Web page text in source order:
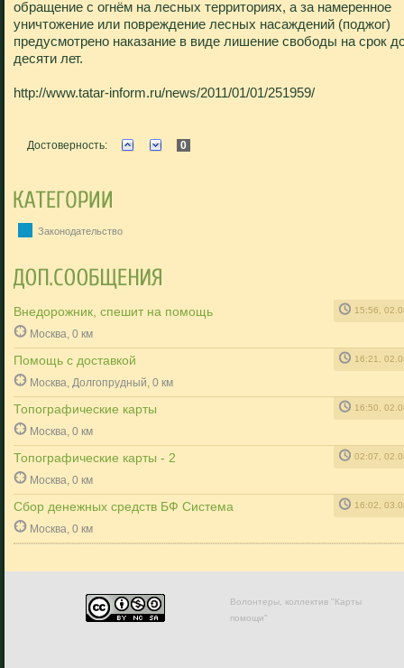
обращение с огнём на лесных территориях, а за намеренное
уничтожение или повреждение лесных насаждений (поджог)
предусмотрено наказание в виде лишение свободы на срок
десяти лет.
http://www.tatar-inform.ru/news/2011/01/01/251959/
Достоверность: 0
Законодательство
Внедорожник, спешит на помощь 15:56,
Москва, 0 км
Помощь с доставкой 16:21,
Москва, Долгопрудный, 0 км
Топографические карты 16:50,
Москва, 0 км
Топографические карты - 2 02:07,
Москва, 0 км
Сбор денежных средств БФ Система 16:02,
Москва, 0 км
Волонтеры, коллектив "Карты
помощи"